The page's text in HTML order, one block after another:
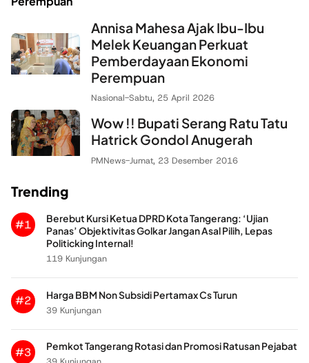
Annisa Mahesa Ajak Ibu-Ibu
Melek Keuangan Perkuat
Pemberdayaan Ekonomi
Perempuan
Nasional-Sabtu, 25 April 2026
Wow !! Bupati Serang Ratu Tatu
Hatrick Gondol Anugerah
PMNews-Jumat, 23 Desember 2016
Trending
#1
Berebut Kursi Ketua DPRD Kota Tangerang: ‘Ujian
Panas’ Objektivitas Golkar Jangan Asal Pilih, Lepas
Politicking Internal!
119 Kunjungan
#2
Harga BBM Non Subsidi Pertamax Cs Turun
39 Kunjungan
#3
Pemkot Tangerang Rotasi dan Promosi Ratusan Pejabat